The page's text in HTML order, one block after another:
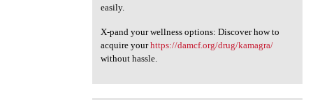
easily.
X-pand your wellness options: Discover how to
acquire yourhttps://damcf.org/drug/kamagra/
without hassle.